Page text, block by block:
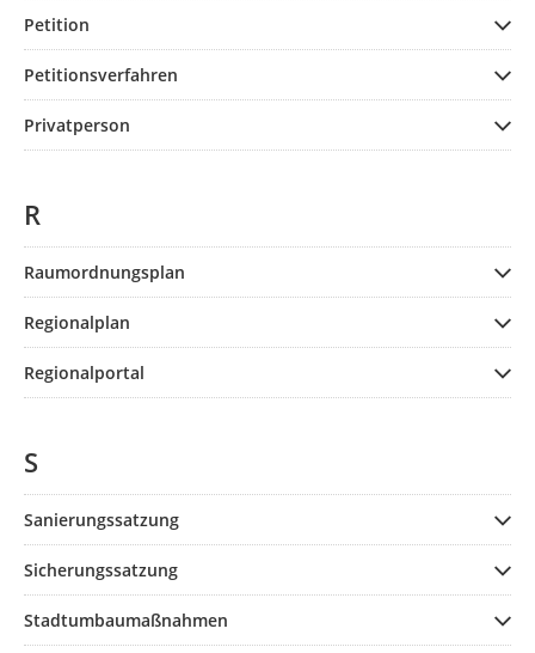
Petition
Petitionsverfahren
Privatperson
R
Raumordnungsplan
Regionalplan
Regionalportal
S
Sanierungssatzung
Sicherungssatzung
Stadtumbaumaßnahmen